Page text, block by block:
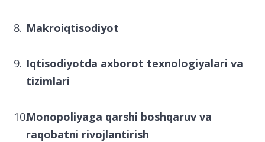
Makroiqtisodiyot
Iqtisodiyotda axborot texnologiyalari va
tizimlari
Monopoliyaga qarshi boshqaruv va
raqobatni rivojlantirish